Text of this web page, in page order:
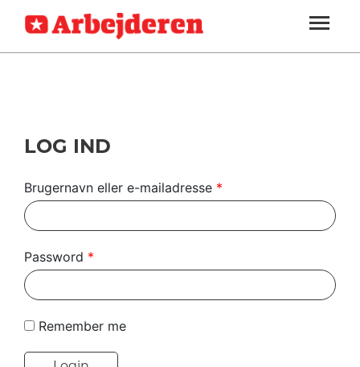
SEKTIONER
ARBEJDEREN
MENER
UDLAND
DEBAT
TIL
SOUNDCLOUD
ABONNER
LOG IND
LOG IND
Brugernavn eller e-mailadresse *
Password *
Remember me